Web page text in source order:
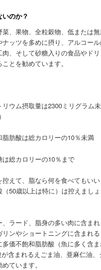
のか？
、果物、全粒穀物、低または
ッツを多めに摂り、アルコー
肉、そして砂糖入りの食品やド
とを勧めています。
リウム摂取量は2300ミリグラム
脂肪酸は総カロリーの10％未満
は総カロリーの10％まで
えて、脂なら何を食べてもい
50歳以上は特に）は控えまし
ラード、脂身の多い肉に含ま
ンやショートニングに含まれ
価不飽和脂肪酸（魚に多く含
含まれるえごま油、亜麻仁油、
ています。